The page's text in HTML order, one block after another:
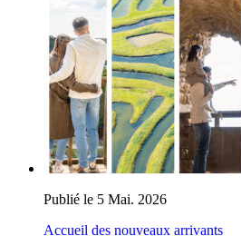
Publié le 5 Mai. 2026
Accueil des nouveaux arrivants